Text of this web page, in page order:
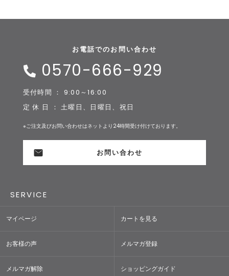
お電話でのお問い合わせ
0570-666-929
受付時間 ： 9:00～16:00
定 休 日 ： 土曜日、日曜日、祝日
※ご注文及びお問い合わせはネットより24時間受け付けております。
お問い合わせ
SERVICE
マイページ カートを見る
お客様の声 メルマガ登録
メルマガ解除 ショッピングガイド